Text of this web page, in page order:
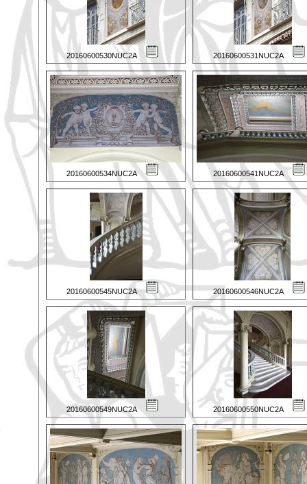
20160600530NUC2A 20160600531NUC2A
20160600534NUC2A 20160600541NUC2A
20160600545NUC2A 20160600546NUC2A
20160600549NUC2A 20160600550NUC2A